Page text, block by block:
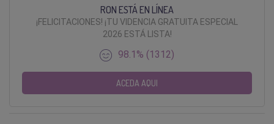
RON ESTÁ EN LÍNEA
¡FELICITACIONES! ¡TU VIDENCIA GRATUITA ESPECIAL
2026 ESTÁ LISTA!
98.1% (1312)
ACEDA AQUI